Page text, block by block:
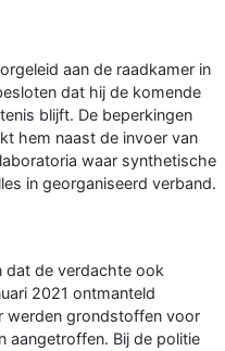
aan de raadkamer in
dat hij de komende
blijft. De beperkingen
hem naast de invoer van
waar synthetische
in georganiseerd verband.
dat de verdachte ook
2021 ontmanteld
werden grondstoffen voor
aangetroffen. Bij de politie